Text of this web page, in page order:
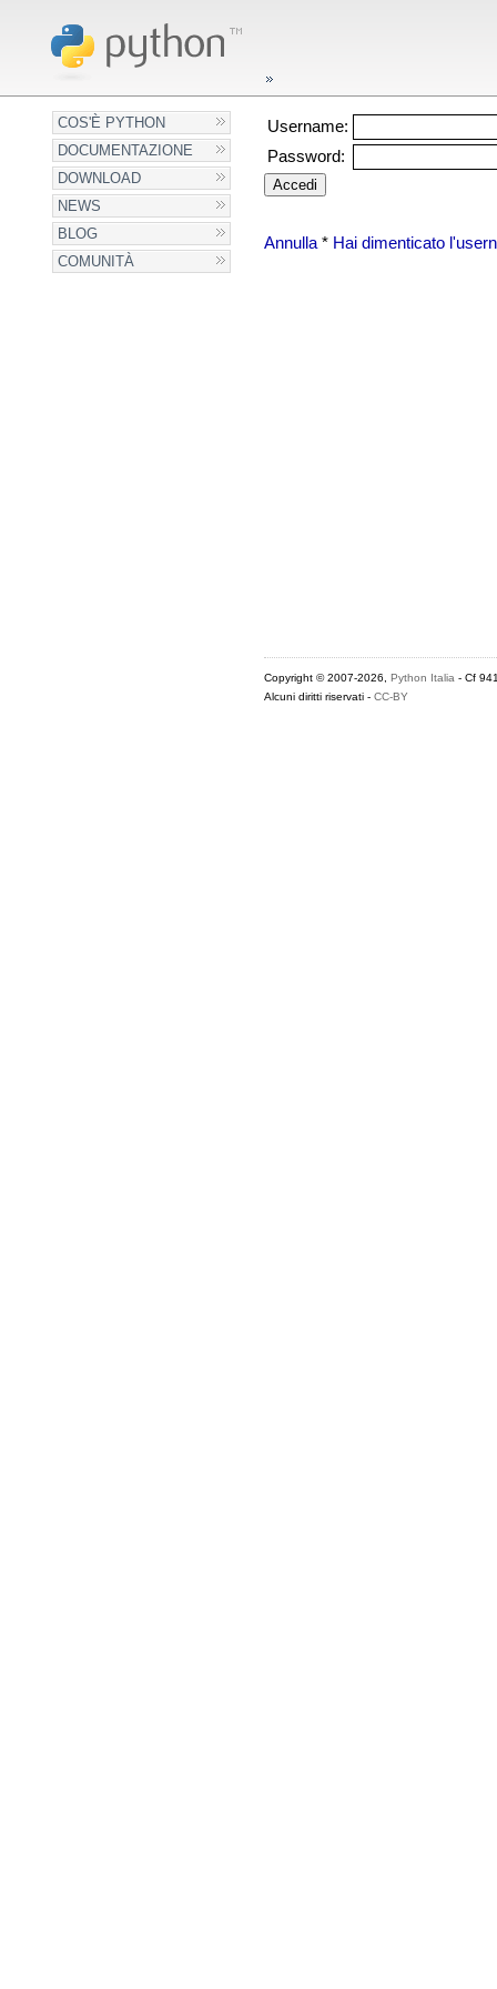
COS'È PYTHON
DOCUMENTAZIONE
DOWNLOAD
NEWS
BLOG
COMUNITÀ
Username:
Password:
Annulla* Hai dimenticato
Copyright © 2007-2026, Python Italia - Cf
Alcuni diritti riservati - CC-BY